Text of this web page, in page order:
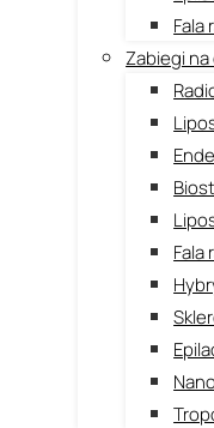
Fala
Zabiegi na
Fala